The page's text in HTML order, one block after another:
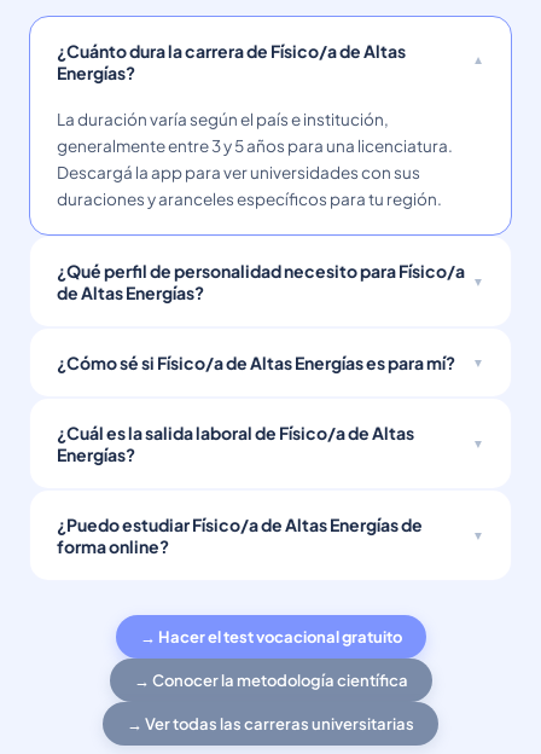
¿Cuánto dura la carrera de Físico/a de Altas
Energías?
La duración varía según el país e institución,
generalmente entre 3 y 5 años para una licenciatura.
Descargá la app para ver universidades con sus
duraciones y aranceles específicos para tu región.
¿Qué perfil de personalidad necesito para Físico/a
de Altas Energías?
¿Cómo sé si Físico/a de Altas Energías es para mí?
¿Cuál es la salida laboral de Físico/a de Altas
Energías?
¿Puedo estudiar Físico/a de Altas Energías de
forma online?
→ Hacer el test vocacional gratuito
→ Conocer la metodología científica
→ Ver todas las carreras universitarias